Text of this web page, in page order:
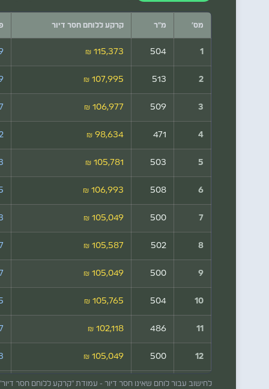
מס' מ"ר קרקע ללוחם חסר דיור
1
504
115,373 ₪
2
513
107,995 ₪
3
509
106,977 ₪
4
471
98,634 ₪
5
503
105,781 ₪
6
508
106,993 ₪
7
500
105,049 ₪
8
502
105,587 ₪
9
500
105,049 ₪
10
504
105,765 ₪
11
486
102,118 ₪
12
500
105,049 ₪
13
493
112,756 ₪
לחישוב עבור לוחם שאינו חסר דיור - עמודת "קרקע ללוחם חסר